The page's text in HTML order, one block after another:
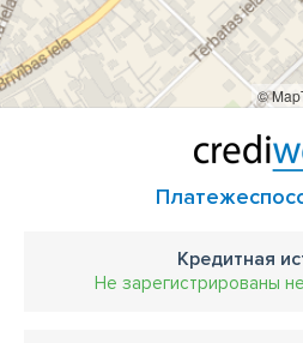
©
Кредитная
Не зарегистрированы